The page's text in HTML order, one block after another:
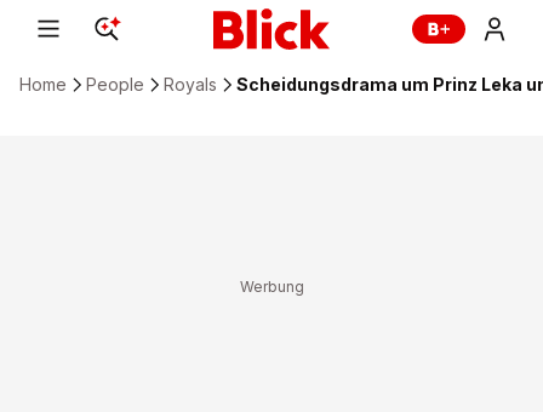
Home People Royals Scheidungsdrama um Prinz Leka